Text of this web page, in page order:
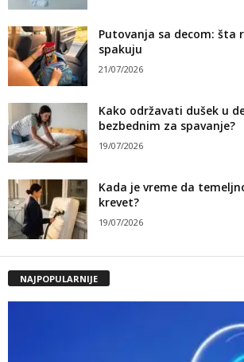
Putovanja sa decom: šta
spakuju
21/07/2026
Kako održavati dušek u
bezbednim za spavanje?
19/07/2026
Kada je vreme da
krevet?
19/07/2026
NAJPOPULARNIJE